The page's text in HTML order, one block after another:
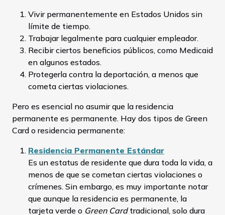
Vivir permanentemente en Estados Unidos sin
límite de tiempo.
Trabajar legalmente para cualquier empleador.
Recibir ciertos beneficios públicos, como Medicaid
en algunos estados.
Protegerla contra la deportación, a menos que
cometa ciertas violaciones.
Pero es esencial no asumir que la residencia
permanente es permanente. Hay dos tipos de Green
Card o residencia permanente:
Residencia Permanente Estándar
Es un estatus de residente que dura toda la vida, a
menos de que se cometan ciertas violaciones o
crímenes. Sin embargo, es muy importante notar
que aunque la residencia es permanente, la
tarjeta verde o Green Cardtradicional, solo dura